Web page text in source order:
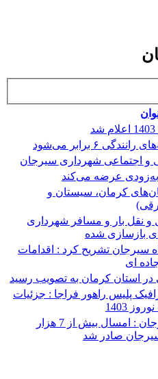
۶ برابر می‌شود
و اجتماعی شهرداری سیرجان
به‌زودی عرضه می‌کند
کرمان، سیستان و
نقل بار و مسافر شهرداری
بازسازی شده
سیرجان تشریح کرد : اقدامات
ای
پلیس راهور فراجا : جزئیات
1403
فرمانده انتظامی شهرستان سیرجان : امسال بیش از 7 هزار
سیرجان صادر شد